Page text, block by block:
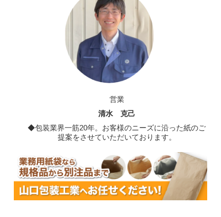
営業
清水 克己
◆包装業界一筋20年。お客様のニーズに沿った紙のご
提案をさせていただいております。